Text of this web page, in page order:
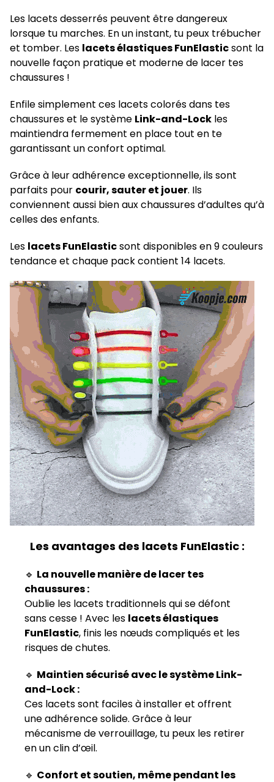
Les lacets desserrés peuvent être dangereux
lorsque tu marches. En un instant, tu peux trébucher
et tomber. Les lacets élastiques FunElasticsont la
nouvelle façon pratique et moderne de lacer tes
chaussures !
Enfile simplement ces lacets colorés dans tes
chaussures et le système Link-and-Lock les
maintiendra fermement en place tout en te
garantissant un confort optimal.
Grâce à leur adhérence exceptionnelle, ils sont
parfaits pour courir, sauter et jouer. Ils
conviennent aussi bien aux chaussures d’adultes qu’à
celles des enfants.
Les lacets FunElasticsont disponibles en 9 couleurs
tendance et chaque pack contient 14 lacets.
Les avantages des lacets FunElastic :
🔹 La nouvelle manière de lacer tes
chaussures :
Oublie les lacets traditionnels qui se défont
sans cesse ! Avec les lacets élastiques
FunElastic, finis les nœuds compliqués et les
risques de chutes.
🔹 Maintien sécurisé avec le système Link-
and-Lock :
Ces lacets sont faciles à installer et offrent
une adhérence solide. Grâce à leur
mécanisme de verrouillage, tu peux les retirer
en un clin d’œil.
🔹 Confort et soutien, même pendant les